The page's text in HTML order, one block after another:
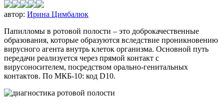
автор: Ирина Цимбалюк
Папилломы в ротовой полости – это доброкачественные
образования, которые образуются вследствие проникновению
вирусного агента внутрь клеток организма. Основной путь
передачи реализуется через прямой контакт с
вирусоносителем, посредством орально-генитальных
контактов. По МКБ-10: код D10.